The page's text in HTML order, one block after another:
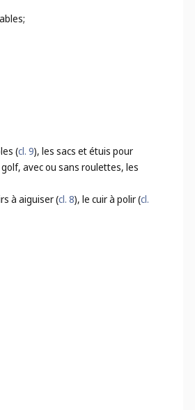
(cl. 9), les sacs et étuis pour
golf, avec ou sans roulettes, les
à aiguiser (cl. 8), le cuir à polir (cl.